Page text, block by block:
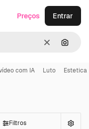
Limpar
Preços Entrar
com IA Luto Estetica
Filtros